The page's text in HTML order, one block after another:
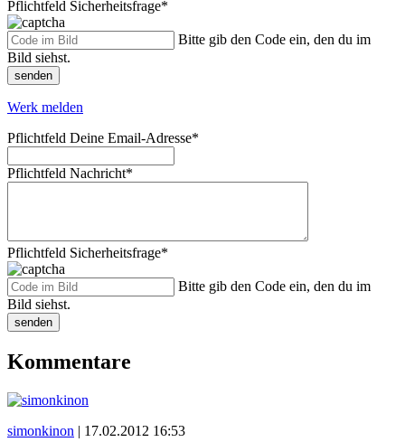
Pflichtfeld Sicherheitsfrage*
Bitte gib den Code ein, den du im
Bild siehst.
senden
Werk melden
Pflichtfeld Deine Email-Adresse*
Pflichtfeld Nachricht*
Pflichtfeld Sicherheitsfrage*
Bitte gib den Code ein, den du im
Bild siehst.
senden
Kommentare
simonkinon | 17.02.2012 16:53